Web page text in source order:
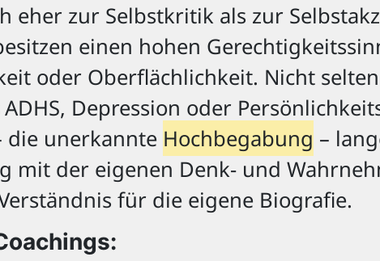
eher zur Selbstkritik als zur
einen hohen
oder Oberflächlichkeit. Nicht
Depression oder
die unerkannte Hochbegabung –
mit der eigenen Denk- und
für die eigene Biografie.